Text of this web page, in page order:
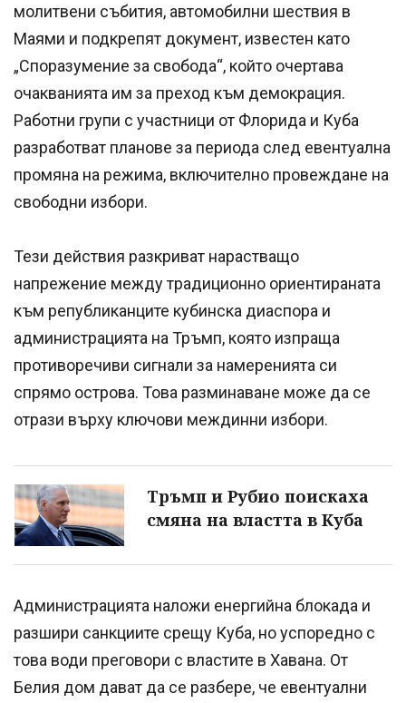
молитвени събития, автомобилни шествия в
Маями и подкрепят документ, известен като
„Споразумение за свобода“, който очертава
очакванията им за преход към демокрация.
Работни групи с участници от Флорида и Куба
разработват планове за периода след евентуална
промяна на режима, включително провеждане на
свободни избори.
Тези действия разкриват нарастващо
напрежение между традиционно ориентираната
към републиканците кубинска диаспора и
администрацията на Тръмп, която изпраща
противоречиви сигнали за намеренията си
спрямо острова. Това разминаване може да се
отрази върху ключови междинни избори.
Тръмп и Рубио поискаха
смяна на властта в Куба
Администрацията наложи енергийна блокада и
разшири санкциите срещу Куба, но успоредно с
това води преговори с властите в Хавана. От
Белия дом дават да се разбере, че евентуални